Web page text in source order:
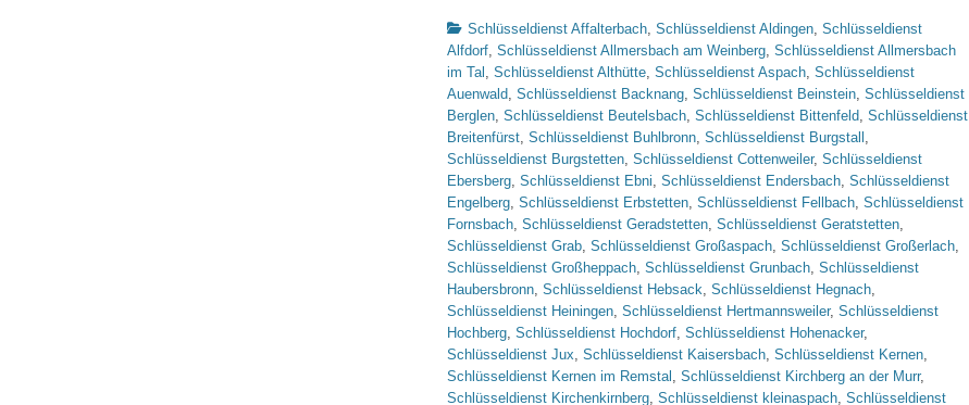
Kategorien
Schlüsseldienst Affalterbach, Schlüsseldienst Aldingen, Schlüsseldienst
Alfdorf, Schlüsseldienst Allmersbach am Weinberg, Schlüsseldienst Allmersbach
im Tal , Schlüsseldienst Althütte, Schlüsseldienst Aspach, Schlüsseldienst
Auenwald, Schlüsseldienst Backnang, Schlüsseldienst Beinstein, Schlüsseldienst
Berglen, Schlüsseldienst Beutelsbach, Schlüsseldienst Bittenfeld, Schlüsseldienst
Breitenfürst, Schlüsseldienst Buhlbronn, Schlüsseldienst Burgstall ,
Schlüsseldienst Burgstetten, Schlüsseldienst Cottenweiler, Schlüsseldienst
Ebersberg, Schlüsseldienst Ebni, Schlüsseldienst Endersbach, Schlüsseldienst
Engelberg, Schlüsseldienst Erbstetten, Schlüsseldienst Fellbach, Schlüsseldienst
Fornsbach, Schlüsseldienst Geradstetten, Schlüsseldienst Geratstetten,
Schlüsseldienst Grab, Schlüsseldienst Großaspach, Schlüsseldienst Großerlach,
Schlüsseldienst Großheppach, Schlüsseldienst Grunbach, Schlüsseldienst
Haubersbronn, Schlüsseldienst Hebsack, Schlüsseldienst Hegnach,
Schlüsseldienst Heiningen, Schlüsseldienst Hertmannsweiler, Schlüsseldienst
Hochberg, Schlüsseldienst Hochdorf, Schlüsseldienst Hohenacker,
Schlüsseldienst Jux, Schlüsseldienst Kaisersbach, Schlüsseldienst Kernen,
Schlüsseldienst Kernen im Remstal , Schlüsseldienst Kirchberg an der Murr,
Schlüsseldienst Kirchenkirnberg, Schlüsseldienst kleinaspach, Schlüsseldienst